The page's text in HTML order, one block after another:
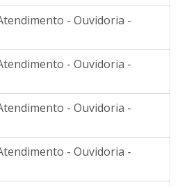
- Ouvidoria -
- Ouvidoria -
- Ouvidoria -
- Ouvidoria -